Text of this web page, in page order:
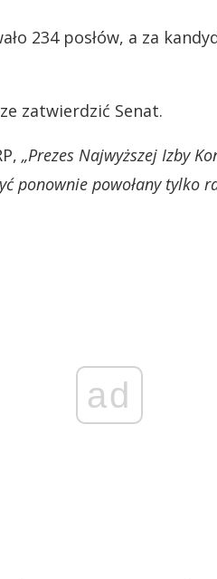
234 posłów, a za
zatwierdzić Senat.
„Prezes Najwyższej Izby
ponownie powołany tylko
ad